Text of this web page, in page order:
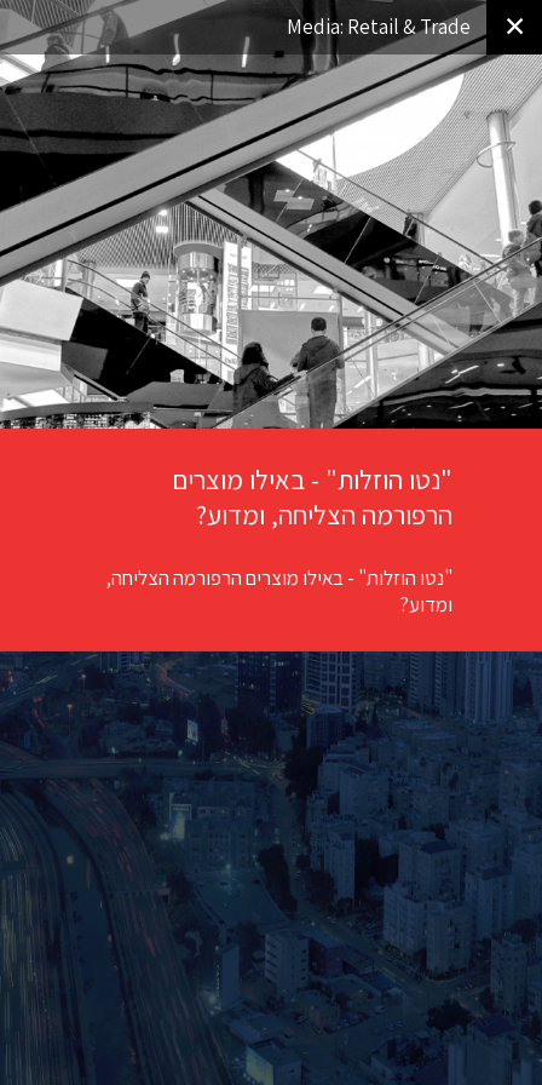
✕
Media: Retail & Trade
"נטו הוזלות" - באילו מוצרים
הרפורמה הצליחה, ומדוע?
"נטו הוזלות" - באילו מוצרים הרפורמה הצליחה,
ומדוע?